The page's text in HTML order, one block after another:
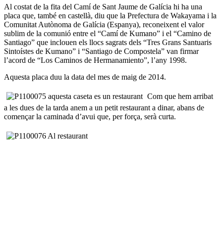
Al costat de la fita del Camí de Sant Jaume de Galícia hi ha una
placa que, també en castellà, diu que la Prefectura de Wakayama i la
Comunitat Autònoma de Galícia (Espanya), reconeixent el valor
sublim de la comunió entre el “Camí de Kumano” i el “Camino de
Santiago” que inclouen els llocs sagrats dels “Tres Grans Santuaris
Sintoístes de Kumano” i “Santiago de Compostela” van firmar
l’acord de “Los Caminos de Hermanamiento”, l’any 1998.
Aquesta placa duu la data del mes de maig de 2014.
Com que hem arribat
a les dues de la tarda anem a un petit restaurant a dinar, abans de
començar la caminada d’avui que, per força, serà curta.